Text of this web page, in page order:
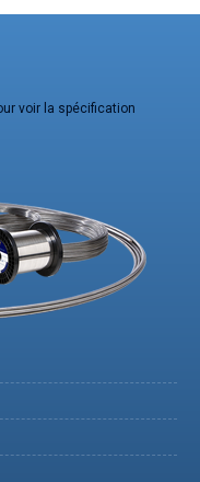
voir la spécification